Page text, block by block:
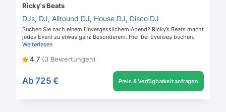
Ricky's Beats
DJs, DJ, Allround DJ, House DJ, Disco DJ
Suchen Sie nach einem Unvergesslichem Abend? Ricky’s Beats macht
jedes Event zu etwas ganz Besonderem. Hier bei Evenses buchen.
Weiterlesen
4,7 (3 Bewertungen)
Ab 725 € Preis & Verfügbarkeit anfragen